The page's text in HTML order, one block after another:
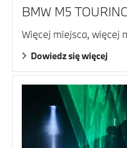
BMW M5
Więcej miejsca, więcej
Dowiedz się więcej